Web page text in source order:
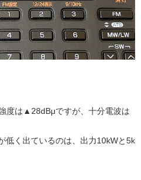
度は▲28dBμですが、十分電波は
低く出ているのは、出力10kWと5k